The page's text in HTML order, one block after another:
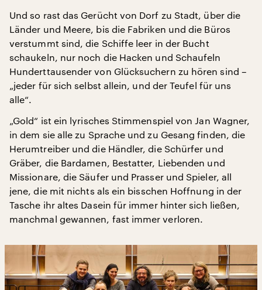
Und so rast das Gerücht von Dorf zu Stadt, über die
Länder und Meere, bis die Fabriken und die Büros
verstummt sind, die Schiffe leer in der Bucht
schaukeln, nur noch die Hacken und Schaufeln
Hunderttausender von Glücksuchern zu hören sind –
„jeder für sich selbst allein, und der Teufel für uns
alle“.
„Gold“ ist ein lyrisches Stimmenspiel von Jan Wagner,
in dem sie alle zu Sprache und zu Gesang finden, die
Herumtreiber und die Händler, die Schürfer und
Gräber, die Bardamen, Bestatter, Liebenden und
Missionare, die Säufer und Prasser und Spieler, all
jene, die mit nichts als ein bisschen Hoffnung in der
Tasche ihr altes Dasein für immer hinter sich ließen,
manchmal gewannen, fast immer verloren.